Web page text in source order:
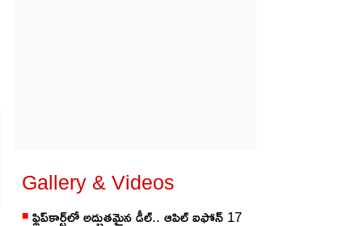
Gallery & Videos
ఫ్లిప్‌కార్ట్‌లో అద్భుతమైన డీల్.. ఆపిల్ ఐఫోన్ 17